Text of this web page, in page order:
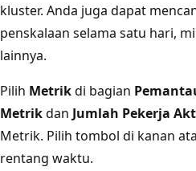
kluster. Anda juga dapat
penskalaan selama satu hari,
lainnya.
Pilih Metrikdi bagian
Metrikdan Jumlah Pekerja
Metrik. Pilih tombol di kanan
rentang waktu.